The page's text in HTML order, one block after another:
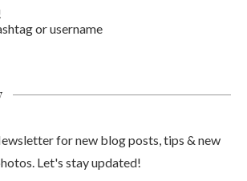
or username
for new blog posts, tips & new
Let's stay updated!